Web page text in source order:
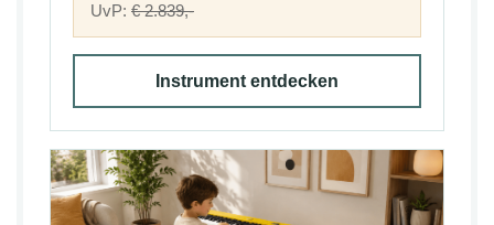
UvP: € 2.839,-
Instrument entdecken